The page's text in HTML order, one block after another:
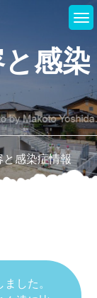
と感染
感染症情報
した。